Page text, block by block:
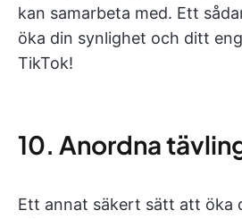
kan samarbeta med. Ett
öka din synlighet och ditt
TikTok!
10. Anordna
Ett annat säkert sätt att öka